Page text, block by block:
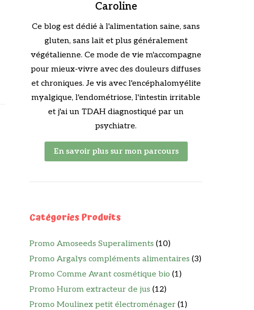
Caroline
Ce blog est dédié à l'alimentation saine, sans
gluten, sans lait et plus généralement
végétalienne. Ce mode de vie m'accompagne
pour mieux-vivre avec des douleurs diffuses
et chroniques. Je vis avec l'encéphalomyélite
myalgique, l'endométriose, l'intestin irritable
et j'ai un TDAH diagnostiqué par un
psychiatre.
En savoir plus sur mon parcours
Catégories Produits
Promo Amoseeds Superaliments (10)
Promo Argalys compléments alimentaires (3)
Promo Comme Avant cosmétique bio (1)
Promo Hurom extracteur de jus (12)
Promo Moulinex petit électroménager (1)